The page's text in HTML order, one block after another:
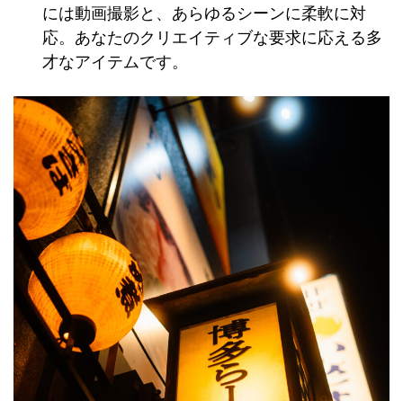
には動画撮影と、あらゆるシーンに柔軟に対
応。あなたのクリエイティブな要求に応える多
才なアイテムです。